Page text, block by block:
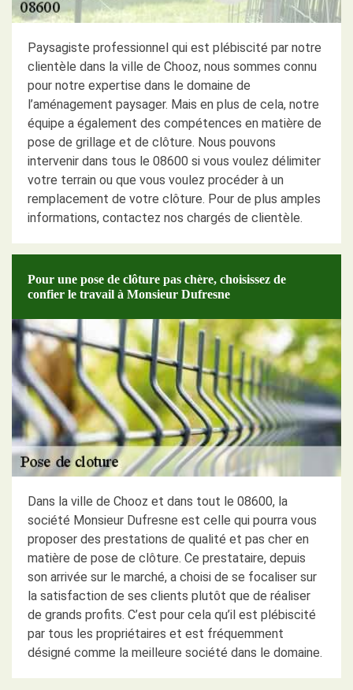
Paysagiste professionnel qui est plébiscité par notre
clientèle dans la ville de Chooz, nous sommes connu
pour notre expertise dans le domaine de
l’aménagement paysager. Mais en plus de cela, notre
équipe a également des compétences en matière de
pose de grillage et de clôture. Nous pouvons
intervenir dans tous le 08600 si vous voulez délimiter
votre terrain ou que vous voulez procéder à un
remplacement de votre clôture. Pour de plus amples
informations, contactez nos chargés de clientèle.
Pour une pose de clôture pas chère, choisissez de
confier le travail à Monsieur Dufresne
Dans la ville de Chooz et dans tout le 08600, la
société Monsieur Dufresne est celle qui pourra vous
proposer des prestations de qualité et pas cher en
matière de pose de clôture. Ce prestataire, depuis
son arrivée sur le marché, a choisi de se focaliser sur
la satisfaction de ses clients plutôt que de réaliser
de grands profits. C’est pour cela qu’il est plébiscité
par tous les propriétaires et est fréquemment
désigné comme la meilleure société dans le domaine.